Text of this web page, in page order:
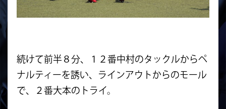
続けて前半８分、１２番中村のタックルからペ
ナルティーを誘い、ラインアウトからのモール
で、２番大本のトライ。